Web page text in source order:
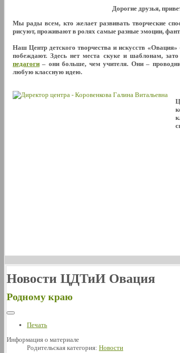
Дорогие друзья,
Мы рады всем, кто желает развивать творческие
рисуют, проживают в ролях самые разные эмоции,
Наш Центр детского творчества и искусств
побеждают. Здесь нет места скуке и шаблонам,
педагоги – они больше, чем учителя. Они –
любую классную идею.
Новости ЦДТиИ Овация
Родному краю
Печать
Информация о материале
Родительская категория: Новости